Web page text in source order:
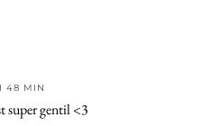
48 MIN
super gentil <3